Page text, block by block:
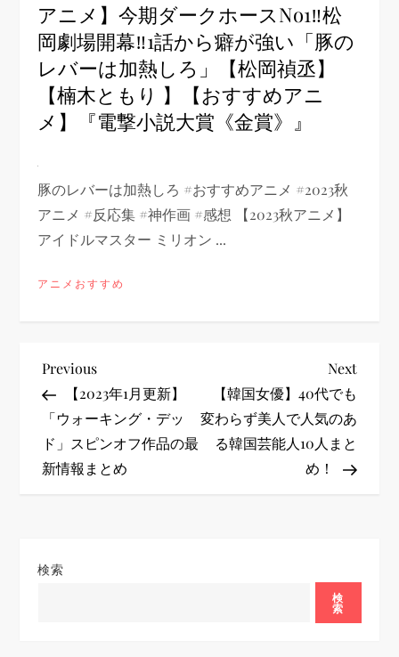
アニメ】今期ダークホースNo1‼松
岡劇場開幕‼1話から癖が強い「豚の
レバーは加熱しろ」【松岡禎丞】
【楠木ともり 】【おすすめアニ
メ】『電撃小説大賞《金賞》』
豚のレバーは加熱しろ #おすすめアニメ #2023秋
アニメ #反応集 #神作画 #感想 【2023秋アニメ】
アイドルマスター ミリオン ...
アニメおすすめ
投
稿
ナ
ー
Previous
Post
Previous
【2023年1月更新】
「ウォーキング・デッ
ド」スピンオフ作品の最
新情報まとめ
Next
Next
【韓国女優】40代でも
変わらず美人で人気のあ
る韓国芸能人10人まと
め！
検索
検
索